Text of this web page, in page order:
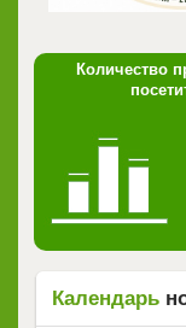
Количество
Календарь